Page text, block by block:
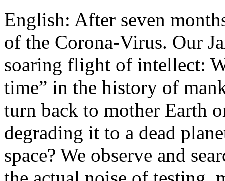
English: After seven
of the Corona-Virus. Our
soaring flight of intellect:
time” in the history of
turn back to mother Earth
degrading it to a dead
space? We observe and